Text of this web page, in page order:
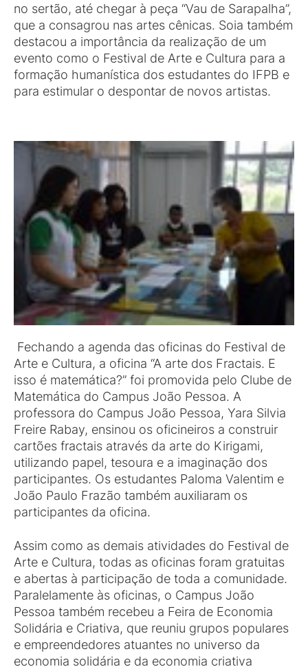
no sertão, até chegar à peça “Vau de Sarapalha”,
que a consagrou nas artes cênicas. Soia também
destacou a importância da realização de um
evento como o Festival de Arte e Cultura para a
formação humanística dos estudantes do IFPB e
para estimular o despontar de novos artistas.
Fechando a agenda das oficinas do Festival de
Arte e Cultura, a oficina “A arte dos Fractais. E
isso é matemática?” foi promovida pelo Clube de
Matemática do Campus João Pessoa. A
professora do Campus João Pessoa, Yara Silvia
Freire Rabay, ensinou os oficineiros a construir
cartões fractais através da arte do Kirigami,
utilizando papel, tesoura e a imaginação dos
participantes. Os estudantes Paloma Valentim e
João Paulo Frazão também auxiliaram os
participantes da oficina.
Assim como as demais atividades do Festival de
Arte e Cultura, todas as oficinas foram gratuitas
e abertas à participação de toda a comunidade.
Paralelamente às oficinas, o Campus João
Pessoa também recebeu a Feira de Economia
Solidária e Criativa, que reuniu grupos populares
e empreendedores atuantes no universo da
economia solidária e da economia criativa